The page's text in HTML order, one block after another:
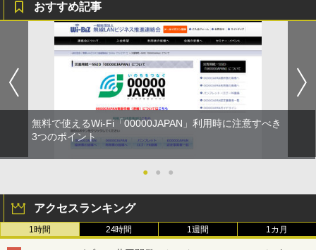
おすすめ記事
無料で使えるWi-Fi「00000JAPAN」利用時に注意すべき
3つのポイント
● ● ●
アクセスランキング
1時間 24時間 1週間 1カ月